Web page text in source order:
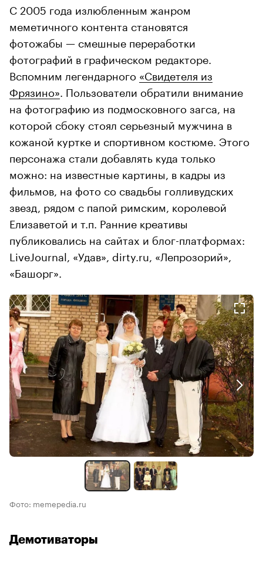
С 2005 года излюбленным жанром
меметичного контента становятся
фотожабы — смешные переработки
фотографий в графическом редакторе.
Вспомним легендарного «Свидетеля из
Фрязино» . Пользователи обратили внимание
на фотографию из подмосковного загса, на
которой сбоку стоял серьезный мужчина в
кожаной куртке и спортивном костюме. Этого
персонажа стали добавлять куда только
можно: на известные картины, в кадры из
фильмов, на фото со свадьбы голливудских
звезд, рядом с папой римским, королевой
Елизаветой и т.п. Ранние креативы
публиковались на сайтах и блог-платформах:
LiveJournal, «Удав», dirty.ru, «Лепрозорий»,
«Башорг».
Фото: memepedia.ru
Демотиваторы